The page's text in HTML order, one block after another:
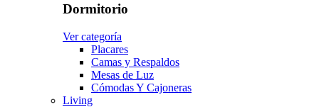
Dormitorio
Ver categoría
Placares
Camas y Respaldos
Mesas de Luz
Cómodas Y Cajoneras
Living